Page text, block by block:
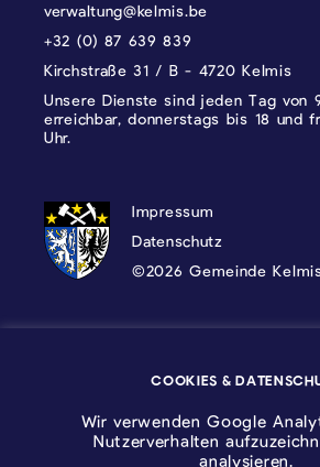
verwaltung@kelmis.be
+32 (0) 87 639 839
Kirchstraße 31 / B - 4720 Kelmis
Unsere Dienste sind jeden Tag von
erreichbar, donnerstags bis 18 und
Uhr.
DATENSCHUTZ,
Impressum
Datenschutz
©2026 Gemeinde
COOKIES &
Wir verwenden Google
Nutzerverhalten
analysieren.